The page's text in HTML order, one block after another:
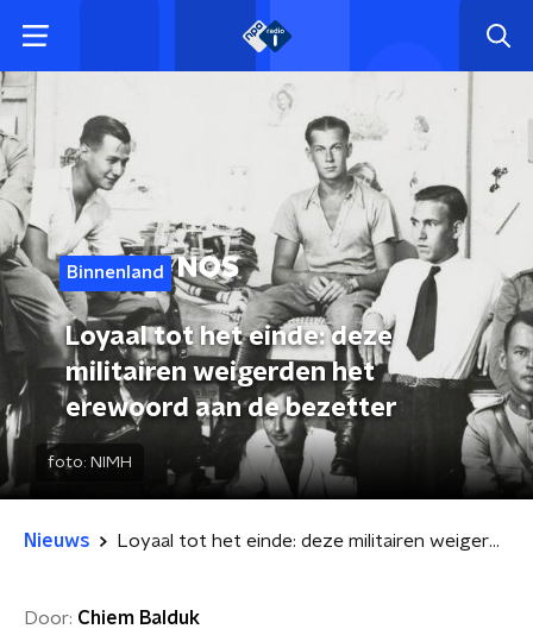
Binnenland
Loyaal tot het einde: deze
militairen weigerden het
erewoord aan de bezetter
foto: NIMH
Nieuws Loyaal tot het einde: deze militairen weigerden het erewoord aan de bezetter
Door: Chiem Balduk